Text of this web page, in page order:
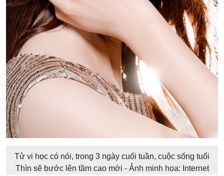
Tử vi học có nói, trong 3 ngày cuối tuần, cuộc sống tuổi
Thìn sẽ bước lên tầm cao mới - Ảnh minh họa: Internet